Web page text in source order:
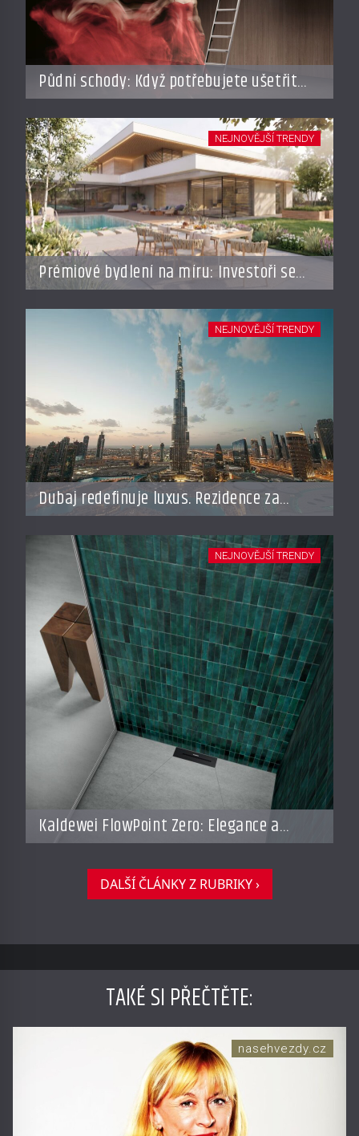
Půdní schody: Když potřebujete ušetřit
místo, ale nechcete dělat kompromisy
Prémiové bydlení na míru: Investoři se
vracejí do Česka, roste zájem o top
adresy i byty a domy za stovky milionů
NEJNOVĚJŠÍ TRENDY
Dubaj redefinuje luxus. Rezidence za
miliardy dnes připomínají soukromé
resorty budoucnosti
NEJNOVĚJŠÍ TRENDY
Kaldewei FlowPoint Zero: Elegance a
funkčnost na nejvyšší úrovni
NEJNOVĚJŠÍ TRENDY
DALŠÍ ČLÁNKY Z RUBRIKY ›
TAKÉ SI PŘEČTĚTE:
nasehvezdy.cz